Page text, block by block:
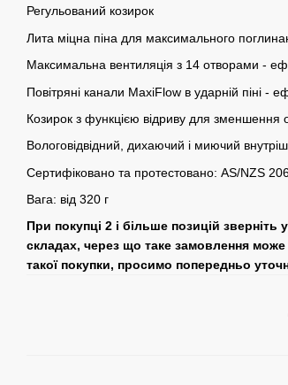
Регульований козирок
Лита міцна піна для максимального
Максимальна вентиляція з 14 отворами -
Повітряні канали MaxiFlow в ударній піні -
Козирок з функцією відриву для зменшення
Вологовідвідний, дихаючий і миючий
Сертифіковано та протестовано: AS/NZS
Вага: від 320 г
При покупці 2 і більше позицій
складах, через що таке замовлення
такої покупки, просимо попередньо